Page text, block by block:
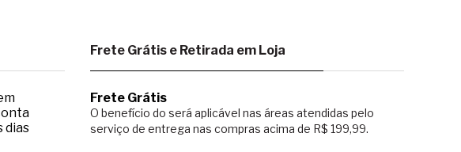
dias
Frete Grátis e Retirada em Loja
Frete Grátis
O benefício do será aplicável nas áreas atendidas pelo
serviço de entrega nas compras acima de R$ 199,99.